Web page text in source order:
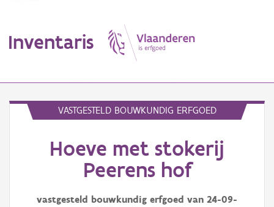
Inventaris
Erfgoedobject
Waarneming
VASTGESTELD BOUWKUNDIG ERFGOED
Hoeve met stokerij
Peerens hof
vastgesteld bouwkundig erfgoed van 24-09-